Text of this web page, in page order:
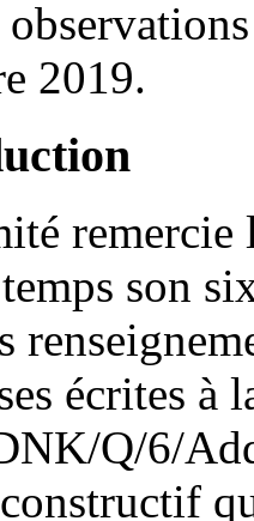
2019.
son
écrites à
Q/6/